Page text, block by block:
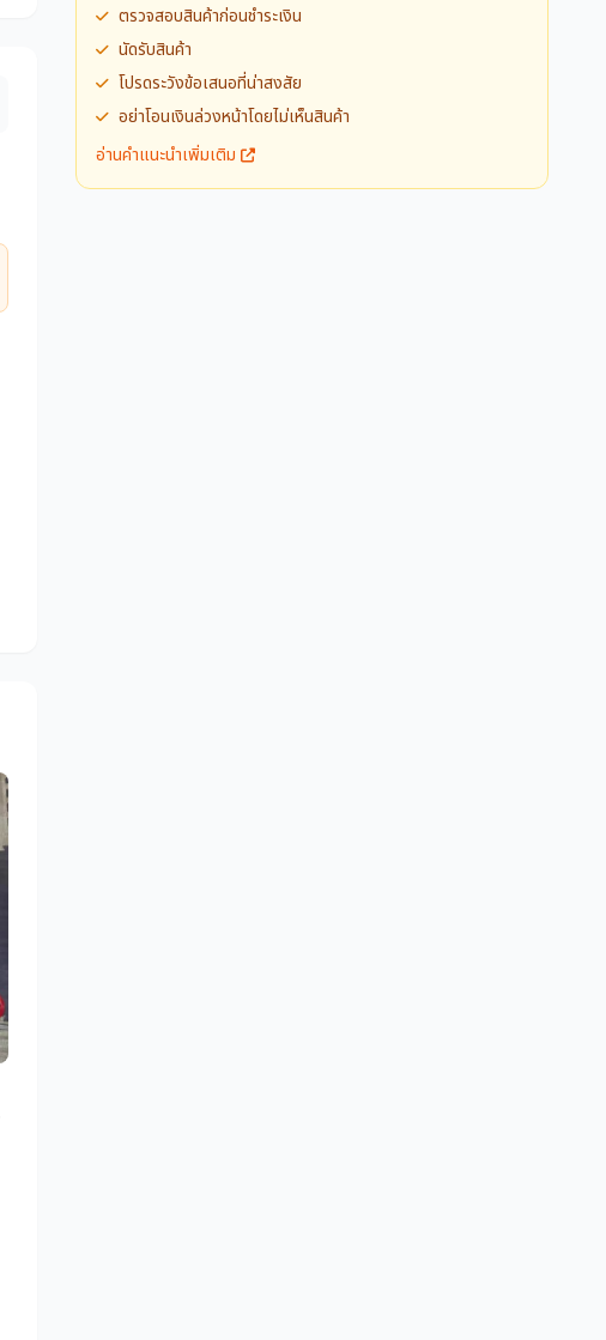
ตรวจสอบสินค้าก่อนชำระเงิน
นัดรับสินค้า
โปรดระวังข้อเสนอที่น่าสงสัย
อย่าโอนเงินล่วงหน้าโดยไม่เห็นสินค้า
อ่านคำแนะนำเพิ่มเติม